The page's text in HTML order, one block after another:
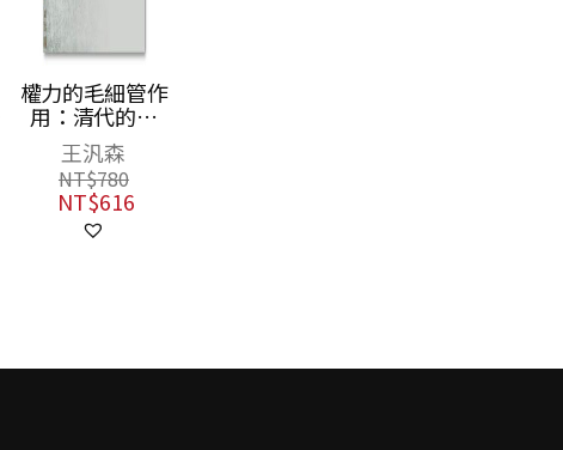
權力的毛細管作
用：清代的思
想、學術與心態
（修訂版）
王汎森
NT$780
NT$616